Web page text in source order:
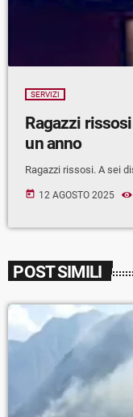
SERVIZI
Ragazzi
un anno
Ragazzi rissosi. A sei
today 12 AGOSTO 2025
POST SIMILI